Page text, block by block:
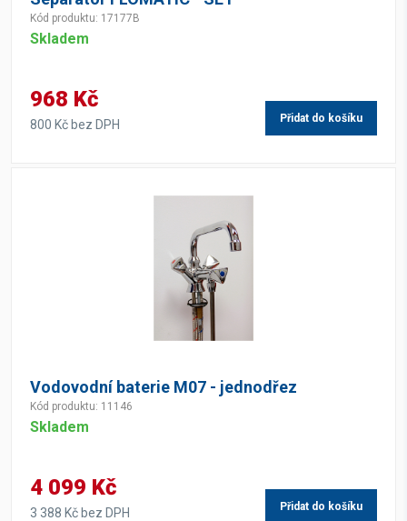
Kód produktu: 17177B
Skladem
968 Kč
800 Kč bez DPH Přidat do košíku
Vodovodní baterie M07 - jednodřez
Kód produktu: 11146
Skladem
4 099 Kč
3 388 Kč bez DPH Přidat do košíku